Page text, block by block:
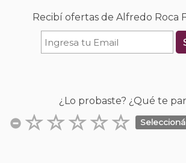
Recibí ofertas de Alfredo Roca
¿Lo probaste? ¿Qué te